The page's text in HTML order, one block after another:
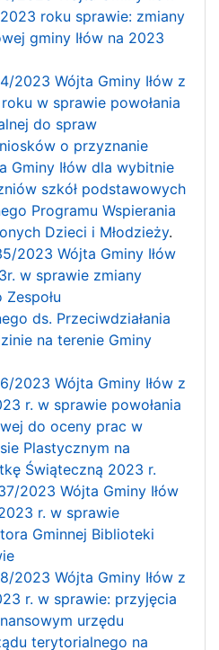
roku sprawie: zmiany
gminy Iłów na 2023
2023 Wójta Gminy Iłów z
w sprawie powołania
do spraw
o przyznanie
Gminy Iłów dla wybitnie
szkół podstawowych
Programu Wspierania
Dzieci i Młodzieży.
2023 Wójta Gminy Iłów
w sprawie zmiany
Zespołu
ds. Przeciwdziałania
na terenie Gminy
2023 Wójta Gminy Iłów z
r. w sprawie powołania
do oceny prac w
Plastycznym na
Świąteczną 2023 r.
2023 Wójta Gminy Iłów
r. w sprawie
Gminnej Biblioteki
2023 Wójta Gminy Iłów z
r. w sprawie: przyjęcia
urzędu
terytorialnego na